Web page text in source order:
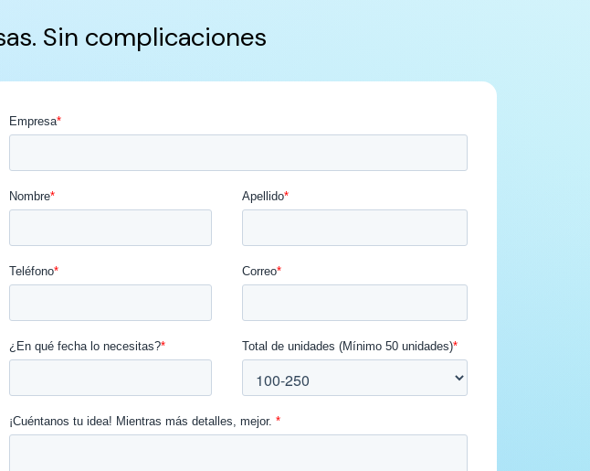
Sin complicaciones